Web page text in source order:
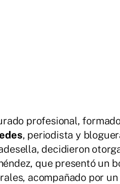
profesional,
, periodista y
decidieron
que presentó un
acompañado por